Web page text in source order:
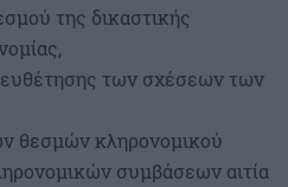
της δικαστικής
των σχέσεων των
θεσμών κληρονομικού
συμβάσεων αιτία